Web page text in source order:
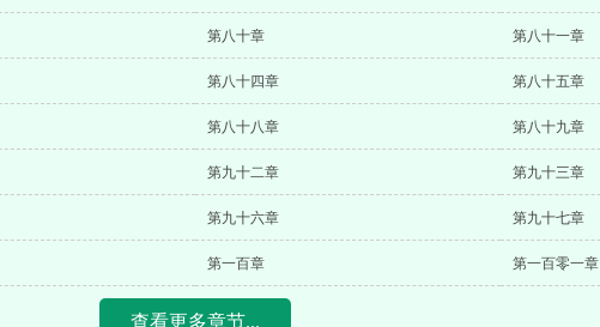
第八十章 第八十一章
第八十四章 第八十五章
第八十八章 第八十九章
第九十二章 第九十三章
第九十六章 第九十七章
第一百章 第一百零一章
查看更多章节...